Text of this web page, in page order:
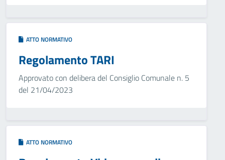
ATTO NORMATIVO
Regolamento TARI
Approvato con delibera del Consiglio Comunale n. 5
del 21/04/2023
ATTO NORMATIVO